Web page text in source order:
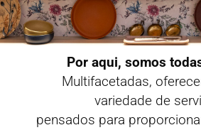
Por aqui, somos
Multifacetadas,
variedade de
pensados para